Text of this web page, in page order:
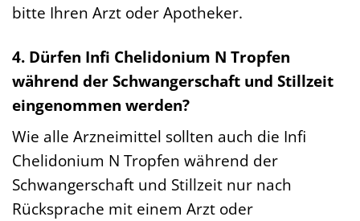
bitte Ihren Arzt oder Apotheker.
4. Dürfen Infi Chelidonium N Tropfen
während der Schwangerschaft und Stillzeit
eingenommen werden?
Wie alle Arzneimittel sollten auch die Infi
Chelidonium N Tropfen während der
Schwangerschaft und Stillzeit nur nach
Rücksprache mit einem Arzt oder